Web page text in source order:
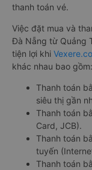
thanh toán vé.
Việc đặt mua và
Đà Nẵng từ Quảng
tiện lợi khi
khác nhau bao gồm:
Thanh toán
siêu thị gần
Thanh toán
Card, JCB).
Thanh toán
tuyến
Thanh toán